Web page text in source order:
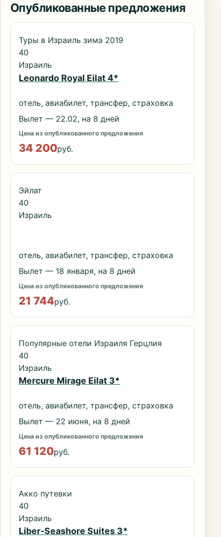
Опубликованные предложения
Туры в Израиль зима 2019
40
Израиль
Leonardo Royal Eilat 4*
отель, авиабилет, трансфер, страховка
Вылет — 22.02, на 8 дней
Цена из опубликованного предложения
34 200руб.
Эйлат
40
Израиль
отель, авиабилет, трансфер, страховка
Вылет — 18 января, на 8 дней
Цена из опубликованного предложения
21 744руб.
Популярные отели Израиля Герцлия
40
Израиль
Mercure Mirage Eilat 3*
отель, авиабилет, трансфер, страховка
Вылет — 22 июня, на 8 дней
Цена из опубликованного предложения
61 120руб.
Акко путевки
40
Израиль
Liber-Seashore Suites 3*